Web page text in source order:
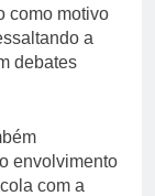
como motivo
a
debates
envolvimento
com a